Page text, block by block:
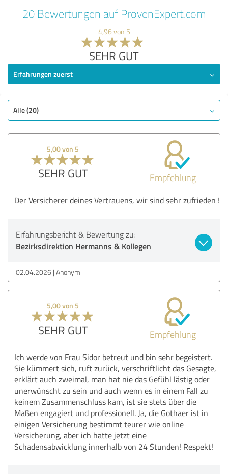
20 Bewertungen auf ProvenExpert.com
4,96 von 5
SEHR GUT
Erfahrungen zuerst
Alle (20)
5,00 von 5
SEHR GUT Empfehlung
Der Versicherer deines Vertrauens, wir sind sehr zufrieden !
Erfahrungsbericht & Bewertung zu:
Bezirksdirektion Hermanns & Kollegen
02.04.2026 Anonym
5,00 von 5
SEHR GUT Empfehlung
Ich werde von Frau Sidor betreut und bin sehr begeistert.
Sie kümmert sich, ruft zurück, verschriftlicht das Gesagte,
erklärt auch zweimal, man hat nie das Gefühl lästig oder
unerwünscht zu sein und auch wenn es in einem Fall zu
keinem Zusammenschluss kam, ist sie stets über die
Maßen engagiert und professionell. Ja, die Gothaer ist in
einigen Versicherung bestimmt teurer wie online
Versicherung, aber ich hatte jetzt eine
Schadensabwicklung innerhalb von 24 Stunden! Respekt!